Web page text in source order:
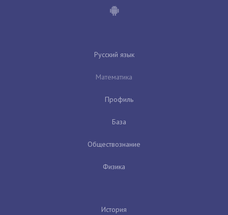
Русский язык
Математика
Профиль
База
Обществознание
Физика
История